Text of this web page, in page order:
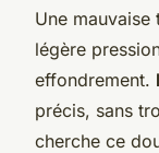
Une mauvaise
légère
effondrement.
précis, sans
cherche ce